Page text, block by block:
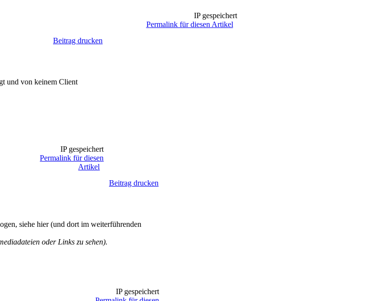
IP gespeichert
Permalink für diesen Artikel
Beitrag drucken
und von keinem Client
IP gespeichert
Permalink für diesen
Artikel
Beitrag drucken
siehe hier (und dort im weiterführenden
oder Links zu sehen).
IP gespeichert